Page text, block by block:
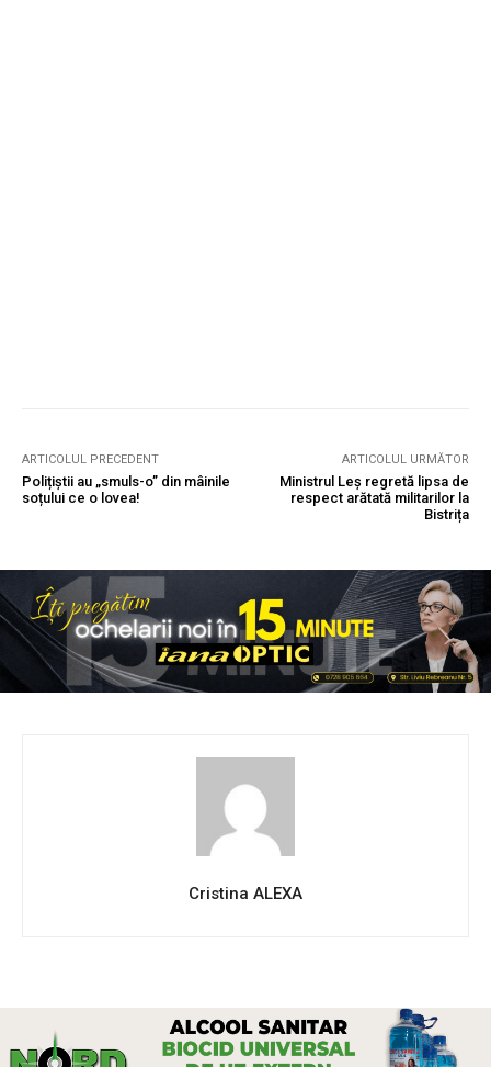
ARTICOLUL PRECEDENT
Polițiștii au „smuls-o” din mâinile
soțului ce o lovea!
ARTICOLUL URMĂTOR
Ministrul Leș regretă lipsa de
respect arătată militarilor la
Bistrița
Cristina ALEXA